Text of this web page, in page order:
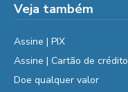
Veja também
Assine | PIX
Assine | Cartão de crédito
Doe qualquer valor